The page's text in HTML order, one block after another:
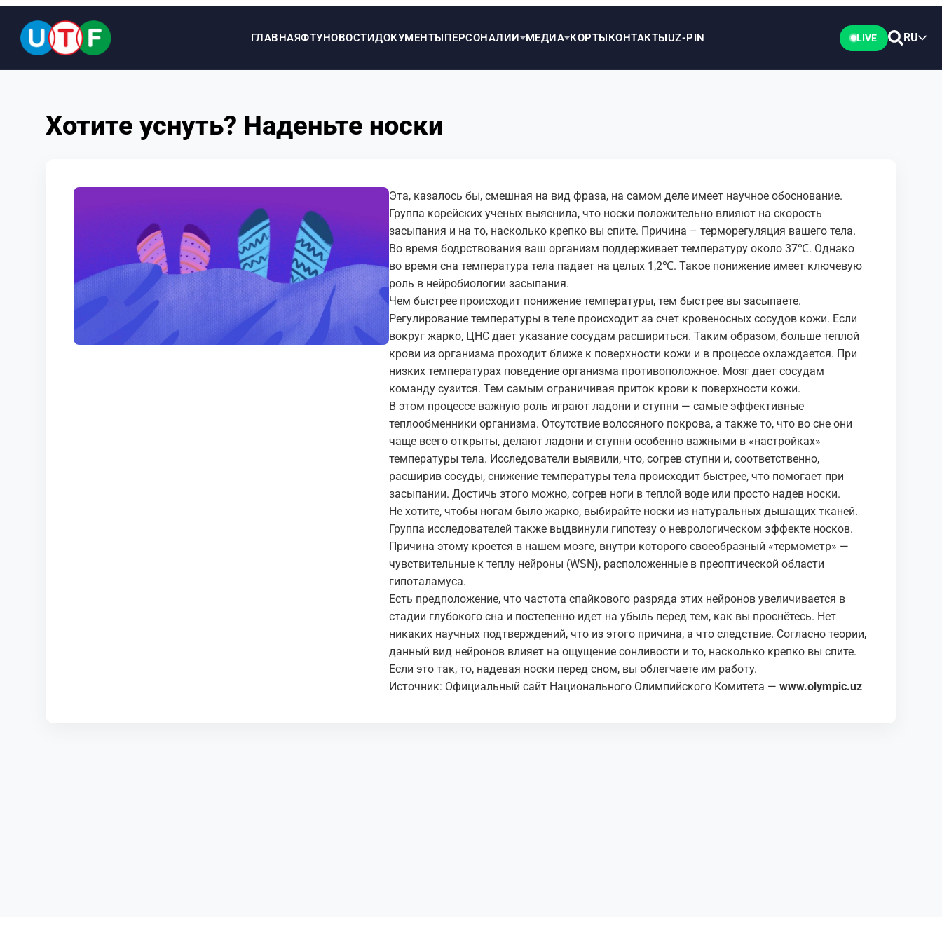
ГЛАВНАЯФТУНОВОСТИДОКУМЕНТЫПЕРСОНАЛИИ МЕДИА КОРТЫКОНТАКТЫUZ-PIN RU
НОВОСТИ
Хотите уснуть? Наденьте носки
Эта, казалось бы, смешная на вид фраза, на самом деле имеет научное обоснование.
Группа корейских ученых выяснила, что носки положительно влияют на скорость
засыпания и на то, насколько крепко вы спите. Причина – терморегуляция вашего тела.
Во время бодрствования ваш организм поддерживает температуру около 37℃. Однако
во время сна температура тела падает на целых 1,2℃. Такое понижение имеет ключевую
роль в нейробиологии засыпания.
Чем быстрее происходит понижение температуры, тем быстрее вы засыпаете.
Регулирование температуры в теле происходит за счет кровеносных сосудов кожи. Если
вокруг жарко, ЦНС дает указание сосудам расшириться. Таким образом, больше теплой
крови из организма проходит ближе к поверхности кожи и в процессе охлаждается. При
низких температурах поведение организма противоположное. Мозг дает сосудам
команду сузится. Тем самым ограничивая приток крови к поверхности кожи.
В этом процессе важную роль играют ладони и ступни — самые эффективные
теплообменники организма. Отсутствие волосяного покрова, а также то, что во сне они
чаще всего открыты, делают ладони и ступни особенно важными в «настройках»
температуры тела. Исследователи выявили, что, согрев ступни и, соответственно,
расширив сосуды, снижение температуры тела происходит быстрее, что помогает при
засыпании. Достичь этого можно, согрев ноги в теплой воде или просто надев носки.
Не хотите, чтобы ногам было жарко, выбирайте носки из натуральных дышащих тканей.
Группа исследователей также выдвинули гипотезу о неврологическом эффекте носков.
Причина этому кроется в нашем мозге, внутри которого своеобразный «термометр» —
чувствительные к теплу нейроны (WSN), расположенные в преоптической области
гипоталамуса.
Есть предположение, что частота спайкового разряда этих нейронов увеличивается в
стадии глубокого сна и постепенно идет на убыль перед тем, как вы проснётесь. Нет
никаких научных подтверждений, что из этого причина, а что следствие. Согласно теории,
данный вид нейронов влияет на ощущение сонливости и то, насколько крепко вы спите.
Если это так, то, надевая носки перед сном, вы облегчаете им работу.
Источник: Официальный сайт Национального Олимпийского Комитета — www.olympic.uz